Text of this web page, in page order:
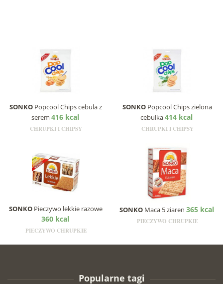
SONKO Popcool Chips cebula z
serem 416 kcal
CHRUPKI I CHIPSY
SONKO Popcool Chips zielona
cebulka414 kcal
CHRUPKI I CHIPSY
SONKO Pieczywo lekkie razowe
360 kcal
PIECZYWO CHRUPKIE
SONKOMaca 5 ziaren 365 kcal
PIECZYWO CHRUPKIE
Popularne tagi